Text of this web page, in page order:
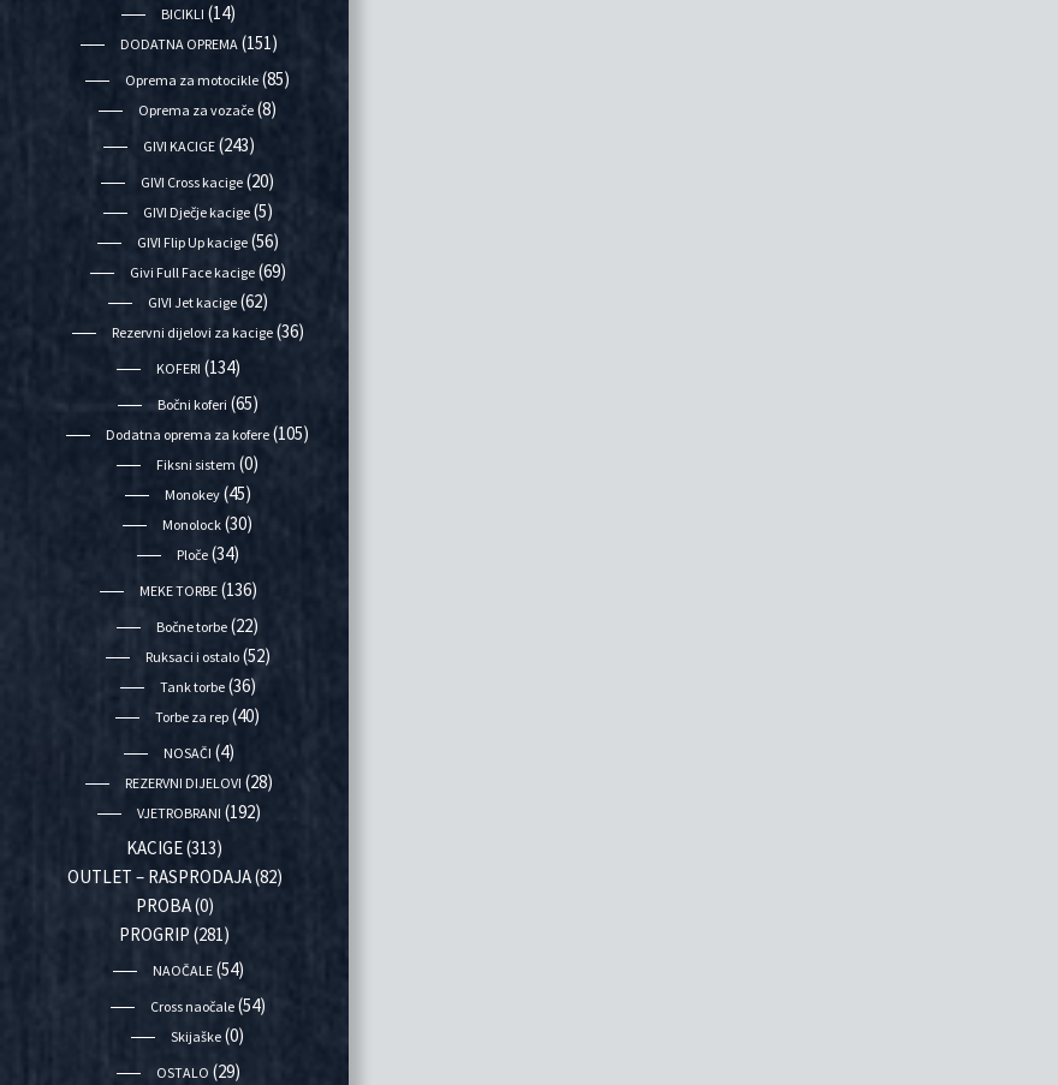
BICIKLI (14)
DODATNA OPREMA(151)
Oprema za motocikle (85)
Oprema za vozače (8)
GIVI KACIGE(243)
GIVI Cross kacige (20)
GIVI Dječje kacige(5)
GIVI Flip Up kacige(56)
Givi Full Face kacige(69)
GIVI Jet kacige(62)
Rezervni dijelovi za kacige(36)
KOFERI (134)
Bočni koferi (65)
Dodatna oprema za kofere (105)
Fiksni sistem (0)
Monokey(45)
Monolock (30)
Ploče(34)
MEKE TORBE (136)
Bočne torbe (22)
Ruksaci i ostalo(52)
Tank torbe(36)
Torbe za rep (40)
NOSAČI (4)
REZERVNI DIJELOVI (28)
VJETROBRANI (192)
KACIGE(313)
OUTLET – RASPRODAJA(82)
PROBA(0)
PROGRIP (281)
NAOČALE (54)
Cross naočale(54)
Skijaške (0)
OSTALO (29)